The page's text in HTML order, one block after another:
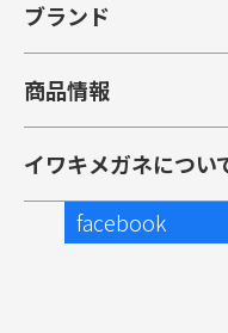
ブランド
商品情報
イワキメガネについ
facebook